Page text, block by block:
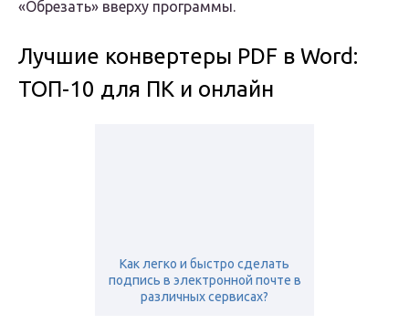
«Обрезать» вверху программы.
Лучшие конвертеры PDF в Word:
ТОП-10 для ПК и онлайн
Как легко и быстро сделать
подпись в электронной почте в
различных сервисах?